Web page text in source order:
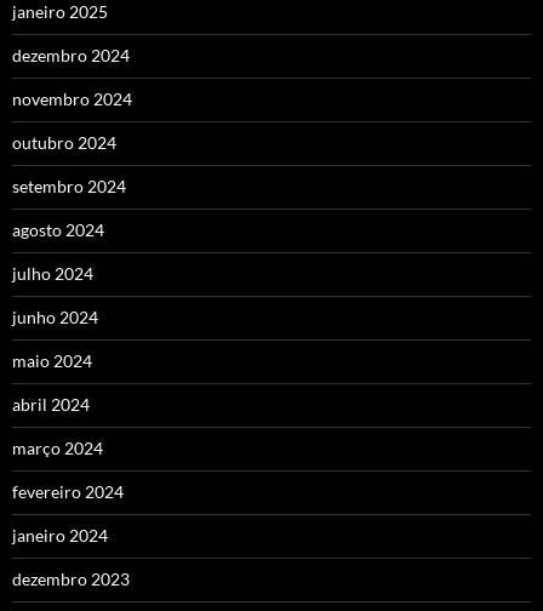
janeiro 2025
dezembro 2024
novembro 2024
outubro 2024
setembro 2024
agosto 2024
julho 2024
junho 2024
maio 2024
abril 2024
março 2024
fevereiro 2024
janeiro 2024
dezembro 2023